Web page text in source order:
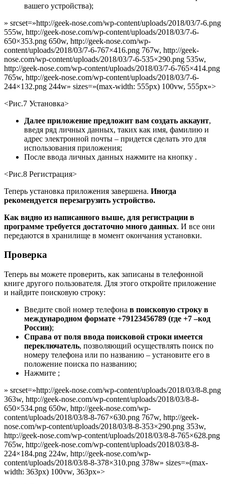
вашего устройства);
» srcset=»http://geek-nose.com/wp-content/uploads/2018/03/7-6.png
555w, http://geek-nose.com/wp-content/uploads/2018/03/7-6-
650×353.png 650w, http://geek-nose.com/wp-
content/uploads/2018/03/7-6-767×416.png 767w, http://geek-
nose.com/wp-content/uploads/2018/03/7-6-535×290.png 535w,
http://geek-nose.com/wp-content/uploads/2018/03/7-6-765×414.png
765w, http://geek-nose.com/wp-content/uploads/2018/03/7-6-
244×132.png 244w» sizes=»(max-width: 555px) 100vw, 555px»>
<Рис.7 Установка>
Далее приложение предложит вам создать аккаунт,
введя ряд личных данных, таких как имя, фамилию и
адрес электронной почты – придется сделать это для
использования приложения;
После ввода личных данных нажмите на кнопку .
<Рис.8 Регистрация>
Теперь установка приложения завершена. Иногда
рекомендуется перезагрузить устройство.
Как видно из написанного выше, для регистрации в
программе требуется достаточно много данных. И все они
передаются в хранилище в момент окончания установки.
Проверка
Теперь вы можете проверить, как записаны в телефонной
книге другого пользователя. Для этого откройте приложение
и найдите поисковую строку:
Введите свой номер телефона в поисковую строку в
международном формате +79123456789 (где +7 –код
России);
Справа от поля ввода поисковой строки имеется
переключатель, позволяющий осуществлять поиск по
номеру телефона или по названию – установите его в
положение поиска по названию;
Нажмите ;
» srcset=»http://geek-nose.com/wp-content/uploads/2018/03/8-8.png
363w, http://geek-nose.com/wp-content/uploads/2018/03/8-8-
650×534.png 650w, http://geek-nose.com/wp-
content/uploads/2018/03/8-8-767×630.png 767w, http://geek-
nose.com/wp-content/uploads/2018/03/8-8-353×290.png 353w,
http://geek-nose.com/wp-content/uploads/2018/03/8-8-765×628.png
765w, http://geek-nose.com/wp-content/uploads/2018/03/8-8-
224×184.png 224w, http://geek-nose.com/wp-
content/uploads/2018/03/8-8-378×310.png 378w» sizes=»(max-
width: 363px) 100vw, 363px»>